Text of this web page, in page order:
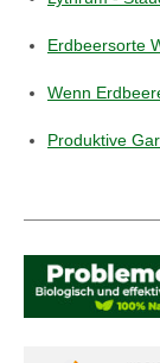
Erdbeersorte
Wenn
Produktive